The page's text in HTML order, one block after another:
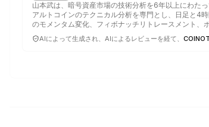
山本武は、暗号資産市場の技術分析を6年以上にわた
アルトコインのテクニカル分析を専門とし、日足と4
のモメンタム変化、フィボナッチリトレースメント
AIによって生成され、AIによるレビューを経て、